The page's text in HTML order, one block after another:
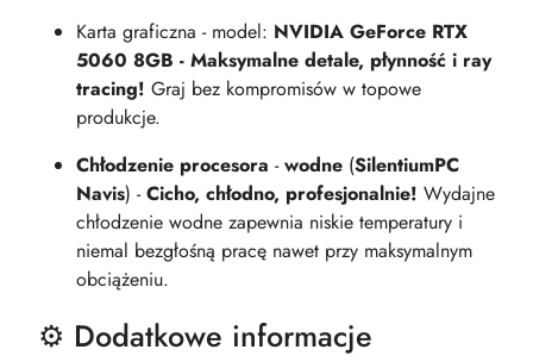
Karta graficzna - model: NVIDIA GeForce RTX
5060 8GB - Maksymalne detale, płynność i ray
tracing! Graj bez kompromisów w topowe
produkcje.
Chłodzenie procesora -wodne (SilentiumPC
Navis) -Cicho, chłodno, profesjonalnie! Wydajne
chłodzenie wodne zapewnia niskie temperatury i
niemal bezgłośną pracę nawet przy maksymalnym
obciążeniu.
⚙️ Dodatkowe informacje